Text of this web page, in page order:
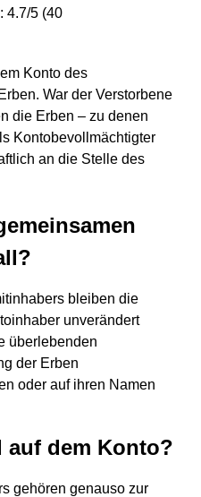
4.7/5 (40
Konto des
War der Verstorbene
die Erben – zu denen
Kontobevollmächtigter
an die Stelle des
bleiben die
unverändert
überlebenden
der Erben
oder auf ihren Namen
auf dem Konto?
gehören genauso zur